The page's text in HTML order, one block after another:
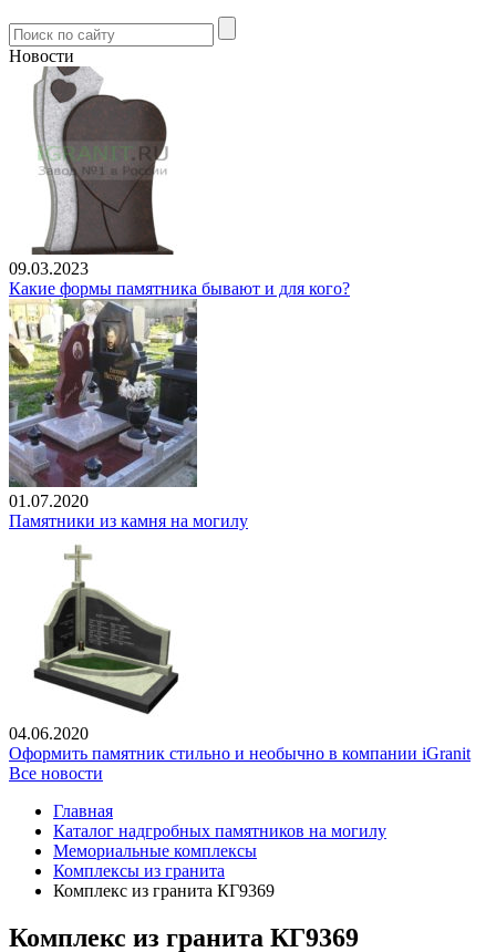
Новости
09.03.2023
Какие формы памятника бывают и для кого?
01.07.2020
Памятники из камня на могилу
04.06.2020
Оформить памятник стильно и необычно в компании iGranit
Все новости
Главная
Каталог надгробных памятников на могилу
Мемориальные комплексы
Комплексы из гранита
Комплекс из гранита КГ9369
Комплекс из гранита КГ9369